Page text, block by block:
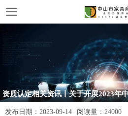
资质认定相关资讯丨关于开展2023年
知
发布日期： 2023-09-14 阅读量： 24000